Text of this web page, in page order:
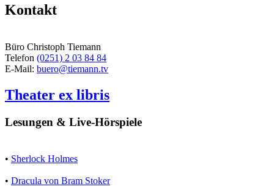
Kontakt
Büro Christoph Tiemann
Telefon (0251) 2 03 84 84
E-Mail: buero@tiemann.tv
Theater ex libris
Lesungen & Live-Hörspiele
• Sherlock Holmes
• Dracula von Bram Stoker